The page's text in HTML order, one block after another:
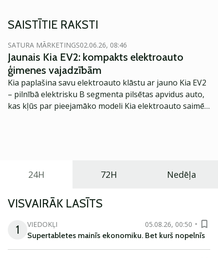
SAISTĪTIE RAKSTI
SATURA MĀRKETINGS02.06.26, 08:46
Jaunais Kia EV2: kompakts elektroauto
ģimenes vajadzībām
Kia paplašina savu elektroauto klāstu ar jauno Kia EV2
– pilnībā elektrisku B segmenta pilsētas apvidus auto,
kas kļūs par pieejamāko modeli Kia elektroauto saimē
24H 72H Nedēļa
VISVAIRĀK LASĪTS
1
VIEDOKĻI
05.08.26, 00:50
Supertabletes mainīs ekonomiku. Bet kurš nopelnīs